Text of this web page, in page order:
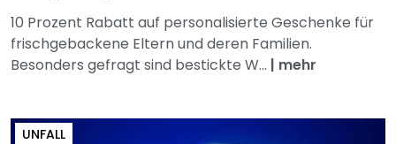
10 Prozent Rabatt auf personalisierte Geschenke für
frischgebackene Eltern und deren Familien.
Besonders gefragt sind bestickte W... | mehr
UNFALL